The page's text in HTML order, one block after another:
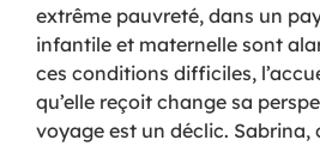
extrême pauvreté, dans un
infantile et maternelle sont
ces conditions difficiles,
qu’elle reçoit change sa
voyage est un déclic. Sabrina,